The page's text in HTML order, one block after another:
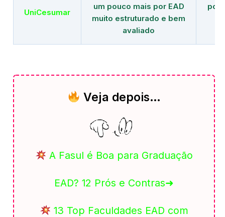
UniCesumar
um pouco mais por EAD
muito estruturado e bem
avaliado
Veja depois…
A Fasul é Boa para Graduação
EAD? 12 Prós e Contras➜
13 Top Faculdades EAD com